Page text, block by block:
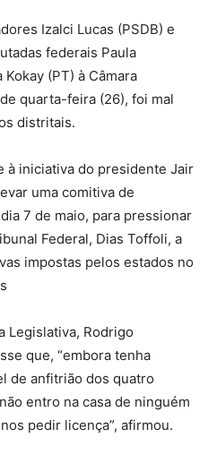
Izalci Lucas (PSDB) e
federais Paula
(PT) à Câmara
quarta-feira (26), foi mal
distritais.
à iniciativa do presidente Jair
uma comitiva de
7 de maio, para pressionar
Federal, Dias Toffoli, a
impostas pelos estados no
Legislativa, Rodrigo
que, “embora tenha
de anfitrião dos quatro
entro na casa de ninguém
pedir licença”, afirmou.